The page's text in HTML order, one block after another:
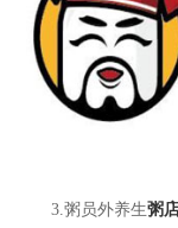
3.粥员外养生粥